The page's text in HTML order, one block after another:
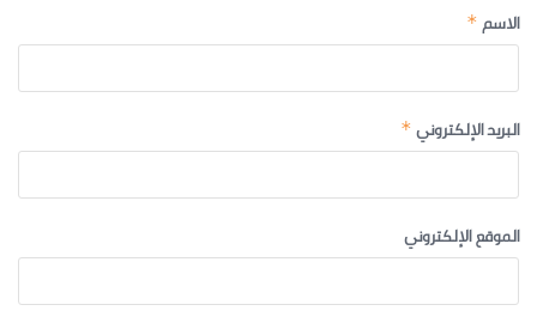
الاسم *
البريد الإلكتروني *
الموقع الإلكتروني